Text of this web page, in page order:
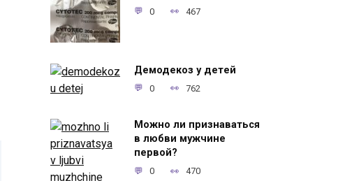
0 467
Демодекоз у детей
0 762
Можно ли признаваться
в любви мужчине
первой?
0 470